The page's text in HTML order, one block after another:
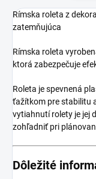
Rímska roleta z
zatemňujúca
Rímska roleta
ktorá zabezpečuje
Roleta je spevnená
ťažítkom pre stabilitu
vytiahnutí rolety je jej
zohľadniť pri
Dôležité